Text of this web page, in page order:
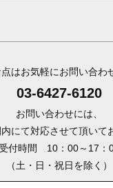
点はお気軽にお問い合わ
03-6427-6120
お問い合わせには、
にて対応させて頂いて
付時間 10：00～17：
（土・日・祝日を除く）